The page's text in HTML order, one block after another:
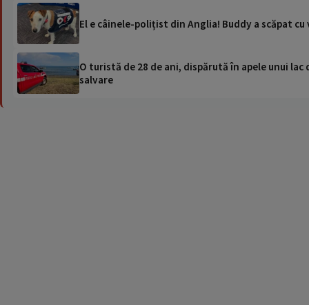
El e câinele-polițist din Anglia! Buddy a scăpat
O turistă de 28 de ani, dispărută în apele unui
salvare